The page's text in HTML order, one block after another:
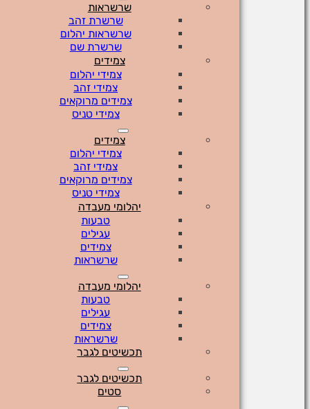
שרשראות
שרשרת זהב
שרשראות יהלום
שרשרת שם
צמידים
צמידי יהלום
צמידי זהב
צמידים מרוקאים
צמידי טניס
צמידים
צמידי יהלום
צמידי זהב
צמידים מרוקאים
צמידי טניס
יהלומי מעבדה
טבעות
עגילים
צמידים
שרשראות
יהלומי מעבדה
טבעות
עגילים
צמידים
שרשראות
תכשיטים לגבר
תכשיטים לגבר
סטים